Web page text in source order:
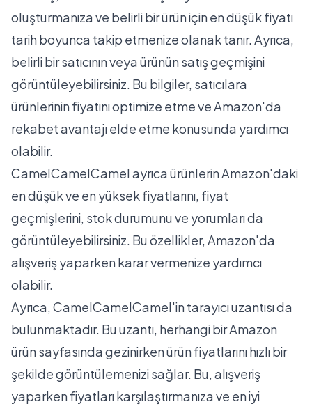
oluşturmanıza ve belirli bir ürün için en düşük fiyatı
tarih boyunca takip etmenize olanak tanır. Ayrıca,
belirli bir satıcının veya ürünün satış geçmişini
görüntüleyebilirsiniz. Bu bilgiler, satıcılara
ürünlerinin fiyatını optimize etme ve Amazon'da
rekabet avantajı elde etme konusunda yardımcı
olabilir.
CamelCamelCamel ayrıca ürünlerin Amazon'daki
en düşük ve en yüksek fiyatlarını, fiyat
geçmişlerini, stok durumunu ve yorumları da
görüntüleyebilirsiniz. Bu özellikler, Amazon'da
alışveriş yaparken karar vermenize yardımcı
olabilir.
Ayrıca, CamelCamelCamel'in tarayıcı uzantısı da
bulunmaktadır. Bu uzantı, herhangi bir Amazon
ürün sayfasında gezinirken ürün fiyatlarını hızlı bir
şekilde görüntülemenizi sağlar. Bu, alışveriş
yaparken fiyatları karşılaştırmanıza ve en iyi